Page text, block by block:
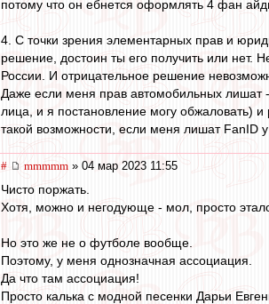
потому что он ебнется оформлять 4 фан
4. С точки зрения элементарных прав и
решение, достоин ты его получить или нет.
России. И отрицательное решение
Даже если меня прав автомобильных лишат
лица, и я постановление могу обжаловать)
такой возможности, если меня лишат FanID
# mmmmm » 04 мар 2023 11:55
Чисто поржать.
Хотя, можно и негодующе - мол, просто
Но это же не о футболе вообще.
Поэтому, у меня однозначная ассоциация.
Да что там ассоциация!
Просто калька с модной песенки Дарьи